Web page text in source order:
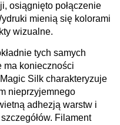
osiągnięto połączenie
mienią się kolorami
wizualne.
tych samych
ma konieczności
Silk charakteryzuje
nieprzyjemnego
adhezją warstw i
Filament